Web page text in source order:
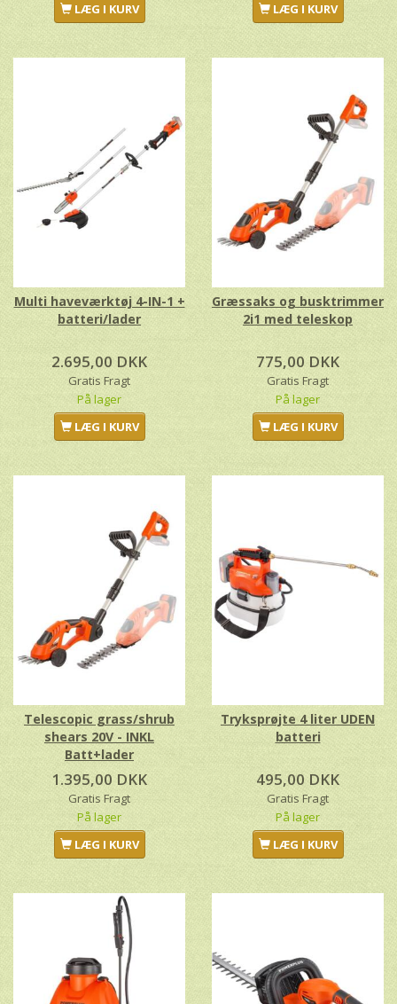
LÆG I KURV
LÆG I KURV
Multi haveværktøj 4-IN-1 +
batteri/lader
2.695,00 DKK
Gratis Fragt
På lager
LÆG I KURV
Græssaks og busktrimmer
2i1 med teleskop
775,00 DKK
Gratis Fragt
På lager
LÆG I KURV
Telescopic grass/shrub
shears 20V - INKL
Batt+lader
1.395,00 DKK
Gratis Fragt
På lager
LÆG I KURV
Tryksprøjte 4 liter UDEN
batteri
495,00 DKK
Gratis Fragt
På lager
LÆG I KURV